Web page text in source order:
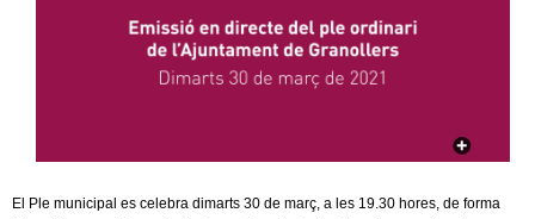
c
a
El Ple municipal es celebra dimarts 30 de març, a les 19.30 hores, de forma